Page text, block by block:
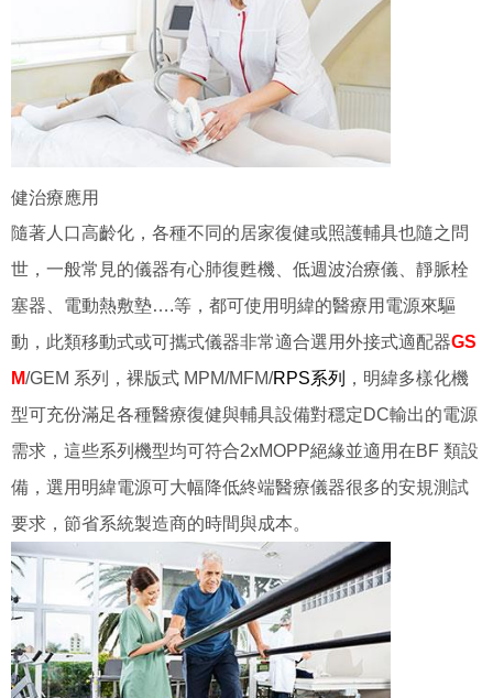
健治療應用
隨著人口高齡化，各種不同的居家復健或照護輔具也隨之問
世，一般常見的儀器有心肺復甦機、低週波治療儀、靜脈栓
塞器、電動熱敷墊….等，都可使用明緯的醫療用電源來驅
動，此類移動式或可攜式儀器非常適合選用外接式適配器GS
M/GEM 系列，裸版式 MPM/MFM/RPS系列
，明緯多樣化機
型可充份滿足各種醫療復健與輔具設備對穩定DC輸出的電源
需求，這些系列機型均可符合2xMOPP絕緣並適用在BF 類設
備，選用明緯電源可大幅降低終端醫療儀器很多的安規測試
要求，節省系統製造商的時間與成本。